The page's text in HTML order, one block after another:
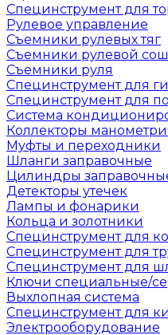
Специнструмент для
Рулевое управление
Съемники рулевых тяг
Съемники рулевой
Съемники руля
Специнструмент для
Специнструмент для
Система
Коллекторы
Муфты и переходники
Шланги заправочные
Цилиндры
Детекторы утечек
Лампы и фонарики
Кольца и золотники
Специнструмент для
Специнструмент для
Специнструмент для
Ключи специальные/
Выхлопная система
Специнструмент для
Электрооборудование